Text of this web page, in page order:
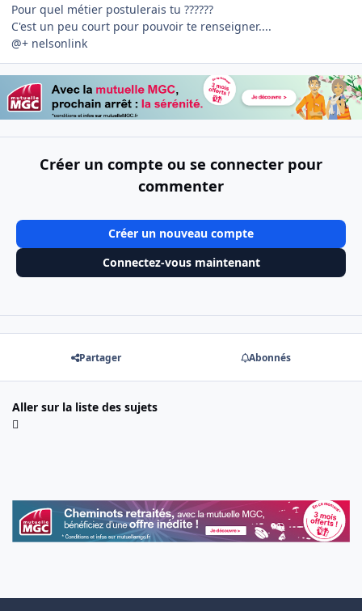
Pour quel métier postulerais tu ??????
C'est un peu court pour pouvoir te renseigner....
@+ nelsonlink
Créer un compte ou se connecter pour
commenter
Créer un nouveau compte
Connectez-vous maintenant
Partager Abonnés
Aller sur la liste des sujets